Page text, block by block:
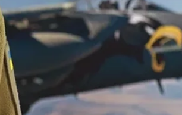
Україні за ці удари. Хоч
може відновити удари